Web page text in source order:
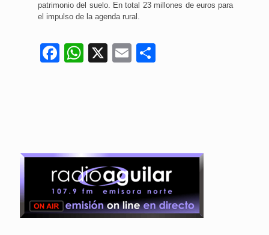
patrimonio del suelo. En total 23 millones de euros para
el impulso de la agenda rural.
Facebook
WhatsApp
X Email